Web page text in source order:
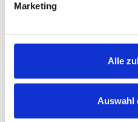
Marketing
Alle
Auswahl